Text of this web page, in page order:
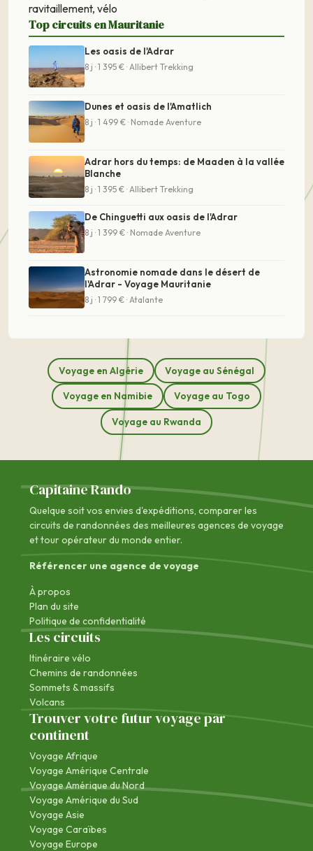
ravitaillement, vélo
Top circuits en Mauritanie
Les oasis de l'Adrar
8 j · 1 395 € · Allibert Trekking
Dunes et oasis de l'Amatlich
8 j · 1 499 € · Nomade Aventure
Adrar hors du temps: de Maaden à la vallée
Blanche
8 j · 1 395 € · Allibert Trekking
De Chinguetti aux oasis de l'Adrar
8 j · 1 399 € · Nomade Aventure
Astronomie nomade dans le désert de
l'Adrar - Voyage Mauritanie
8 j · 1 799 € · Atalante
Voyage en Algérie Voyage au Sénégal
Voyage en Namibie Voyage au Togo
Voyage au Rwanda
Capitaine Rando
Quelque soit vos envies d'expéditions, comparer les
circuits de randonnées des meilleures agences de voyage
et tour opérateur du monde entier.
Référencer une agence de voyage
À propos
Plan du site
Politique de confidentialité
Les circuits
Itinéraire vélo
Chemins de randonnées
Sommets & massifs
Volcans
Trouver votre futur voyage par
continent
Voyage Afrique
Voyage Amérique Centrale
Voyage Amérique du Nord
Voyage Amérique du Sud
Voyage Asie
Voyage Caraïbes
Voyage Europe